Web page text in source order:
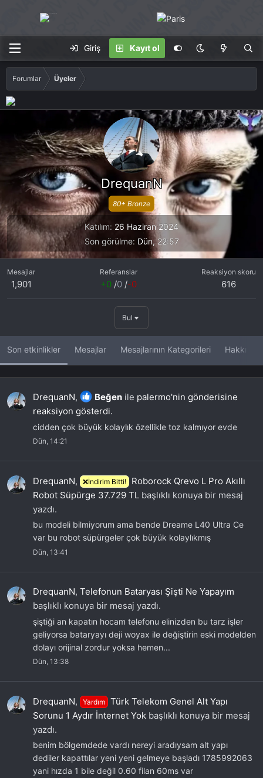
Giriş Kayıt ol
Forumlar Üyeler
DrequanN
80+ Bronze
Katılım 26 Haziran 2024
Son görülme Dün, 22:57
Mesajlar
1,901
Referanslar
+0/0/-0
Reaksiyon skoru
616
Bul
Son etkinlikler Mesajlar Mesajlarının Kategorileri Hakkında
DrequanN, Beğen ile palermo'nin gönderisine
reaksiyon gösterdi.
cidden çok büyük kolaylık özellikle toz kalmıyor evde
Dün, 14:21
DrequanN, ❌İndirim Bitti!
Roborock Qrevo L Pro Akıllı
Robot Süpürge 37.729 TL başlıklı konuya bir mesaj
yazdı.
bu modeli bilmiyorum ama bende Dreame L40 Ultra Ce
var bu robot süpürgeler çok büyük kolaylıkmış
Dün, 13:41
DrequanN, Telefonun Bataryası Şişti Ne Yapayım
başlıklı konuya bir mesaj yazdı.
şiştiği an kapatın hocam telefonu elinizden bu tarz işler
geliyorsa bataryayı deji woyax ile değiştirin eski modelden
dolayı orijinal zordur yoksa hemen...
Dün, 13:38
DrequanN, Yardım
Türk Telekom Genel Alt Yapı
Sorunu 1 Aydır İnternet Yok başlıklı konuya bir mesaj
yazdı.
benim bölgemdede vardı nereyi aradıysam alt yapı
dediler kapattılar yeni yeni gelmeye başladı 1785992063
yani hızda 1 bile değil 0.60 filan 60ms var